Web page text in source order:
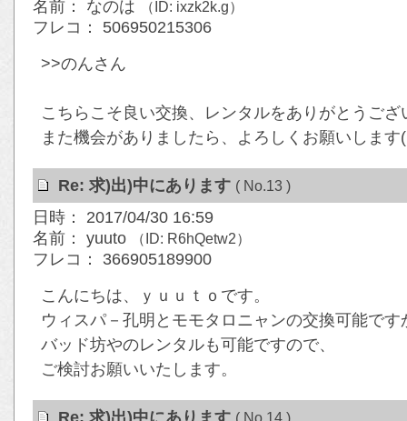
名前： なのは
（ID: ixzk2k.g）
フレコ： 506950215306
>>のんさん
こちらこそ良い交換、レンタルをありがとうござ
また機会がありましたら、よろしくお願いしま
Re: 求)出)中にあります ( No.13 )
日時： 2017/04/30 16:59
名前： yuuto
（ID: R6hQetw2）
フレコ： 366905189900
こんにちは、ｙｕｕｔｏです。
ウィスパ－孔明とモモタロニャンの交換可能です
バッド坊やのレンタルも可能ですので、
ご検討お願いいたします。
Re: 求)出)中にあります ( No.14 )